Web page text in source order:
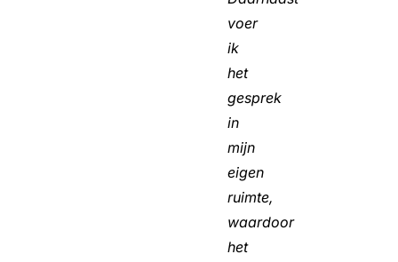
voer
ik
het
gesprek
in
mijn
eigen
ruimte,
waardoor
het